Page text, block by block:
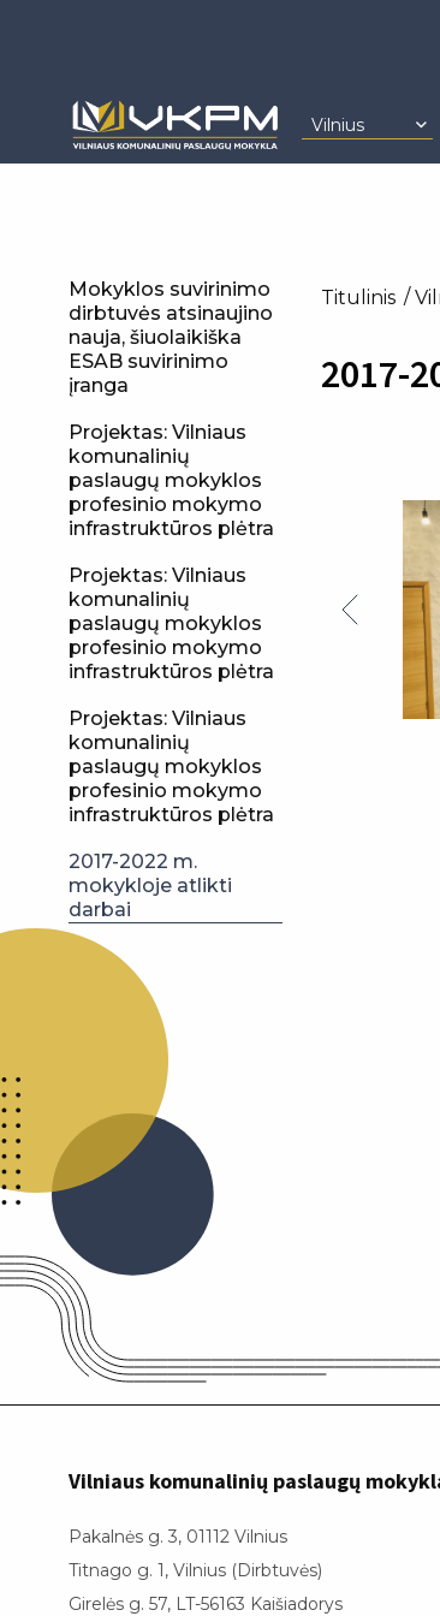
Vilnius
Mokyklos suvirinimo
dirbtuvės atsinaujino
nauja, šiuolaikiška
ESAB suvirinimo
įranga
Projektas: Vilniaus
komunalinių
paslaugų mokyklos
profesinio mokymo
infrastruktūros plėtra
Projektas: Vilniaus
komunalinių
paslaugų mokyklos
profesinio mokymo
infrastruktūros plėtra
Projektas: Vilniaus
komunalinių
paslaugų mokyklos
profesinio mokymo
infrastruktūros plėtra
2017-2022 m.
mokykloje atlikti
darbai
Titulinis
2017-
Vilniaus komunalinių paslaugų
Pakalnės g. 3, 01112 Vilnius
Titnago g. 1, Vilnius (Dirbtuvės)
Girelės g. 57, LT-56163 Kaišiadorys